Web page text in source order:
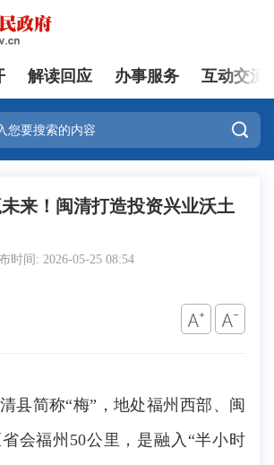
登录
解读回应 办事服务 互动交流

来！闽清打造投资兴业沃土
时间: 2026-05-25 08:54
县简称“梅”，地处福州西部、闽
会福州50公里，是融入“半小时